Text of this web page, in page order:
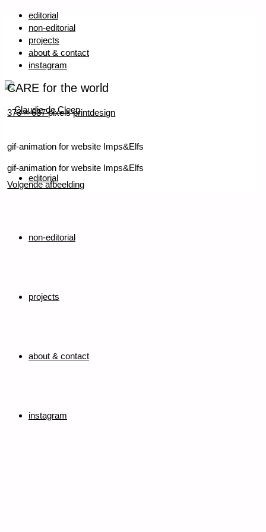
editorial
non-editorial
projects
about & contact
instagram
Ga
naar
de
inhoud
editorial
non-editorial
projects
about & contact
instagram
CARE for the world
Volledige
373 × 637pixels printdesign
gif-animation for website Imps&Elfs
gif-animation for website Imps&Elfs
Volgende afbeelding